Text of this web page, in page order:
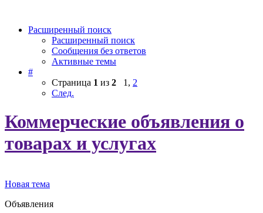
Расширенный поиск
Расширенный поиск
Сообщения без ответов
Активные темы
#
Страница 1 из 2 1 , 2
След.
Коммерческие объявления о
товарах и услугах
Новая тема
Объявления